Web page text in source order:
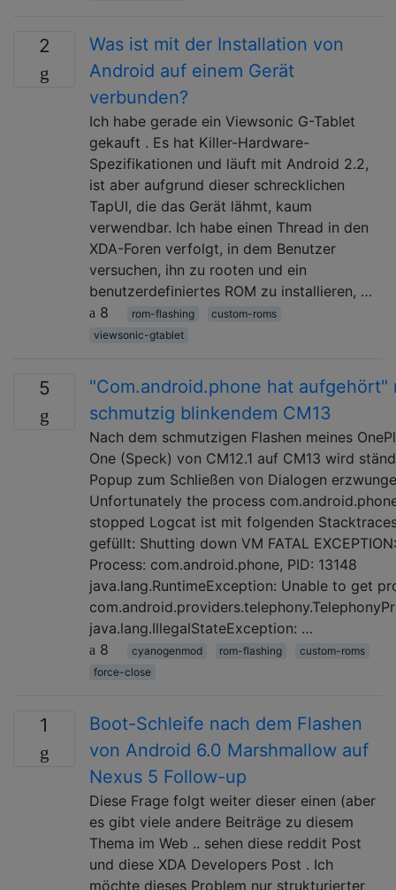
2
Was ist mit der Installation von
Android auf einem Gerät
verbunden?
Ich habe gerade ein Viewsonic G-Tablet
gekauft . Es hat Killer-Hardware-
Spezifikationen und läuft mit Android 2.2,
ist aber aufgrund dieser schrecklichen
TapUI, die das Gerät lähmt, kaum
verwendbar. Ich habe einen Thread in den
XDA-Foren verfolgt, in dem Benutzer
versuchen, ihn zu rooten und ein
benutzerdefiniertes ROM zu installieren, …
8
rom-flashing
custom-roms
viewsonic-gtablet
5
"Com.android.phone hat aufgehört"
schmutzig blinkendem CM13
Nach dem schmutzigen Flashen meines
One (Speck) von CM12.1 auf CM13 wird
Popup zum Schließen von Dialogen
Unfortunately the process
stopped Logcat ist mit folgenden
gefüllt: Shutting down VM FATAL
Process: com.android.phone, PID: 13148
java.lang.RuntimeException: Unable to get
java.lang.IllegalStateException: …
8
cyanogenmod rom-flashing
custom-roms
force-close
1
Boot-Schleife nach dem Flashen
von Android 6.0 Marshmallow auf
Nexus 5 Follow-up
Diese Frage folgt weiter dieser einen (aber
es gibt viele andere Beiträge zu diesem
Thema im Web .. sehen diese reddit Post
und diese XDA Developers Post . Ich
möchte dieses Problem nur strukturierter